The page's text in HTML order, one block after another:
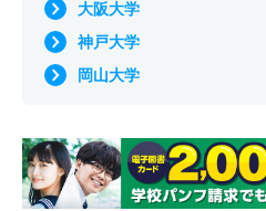
大阪大学
神戸大学
岡山大学